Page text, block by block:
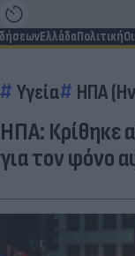
ΕλλάδαΠολιτική
Υγεία ΗΠΑ
ΗΠΑ: Κρίθηκε
για τον φόνο